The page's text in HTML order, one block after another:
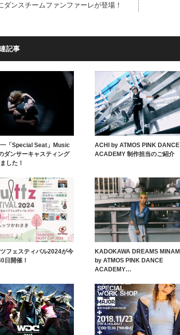
ダンスチームファンファーレが登場！
記事
「Special Seat」Music
ダンサーキャスティング
した！
ACHI by ATMOS PINK DANCE
ACADEMY 制作担当のご紹介
フェスティバル2024が今
日開催！
KADOKAWA DREAMS MINAMI
by ATMOS PINK DANCE
ACADEMY…